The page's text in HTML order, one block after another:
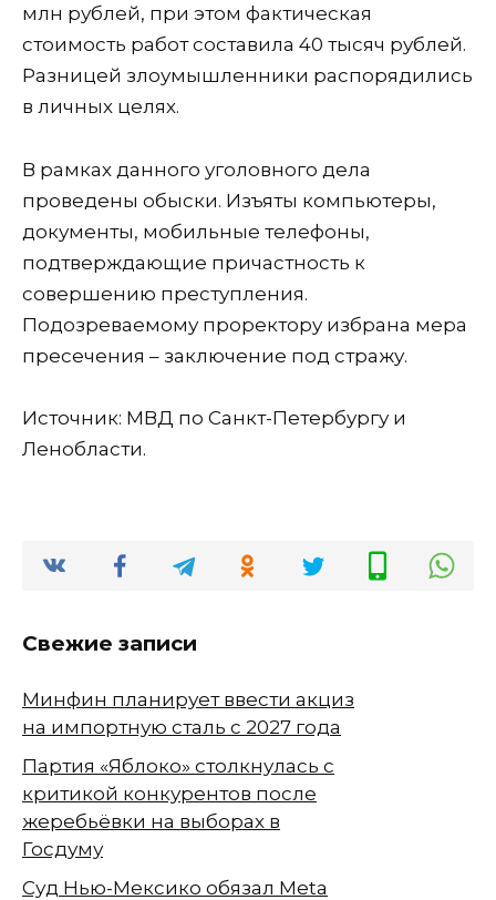
млн рублей, при этом фактическая
стоимость работ составила 40 тысяч рублей.
Разницей злоумышленники распорядились
в личных целях.
В рамках данного уголовного дела
проведены обыски. Изъяты компьютеры,
документы, мобильные телефоны,
подтверждающие причастность к
совершению преступления.
Подозреваемому проректору избрана мера
пресечения – заключение под стражу.
Источник: МВД по Санкт-Петербургу и
Ленобласти.
Свежие записи
Минфин планирует ввести акциз
на импортную сталь с 2027 года
Партия «Яблоко» столкнулась с
критикой конкурентов после
жеребьёвки на выборах в
Госдуму
Суд Нью-Мексико обязал Meta